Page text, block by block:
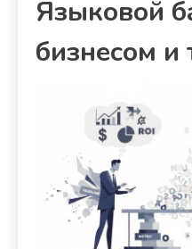
Языковой
бизнесом и